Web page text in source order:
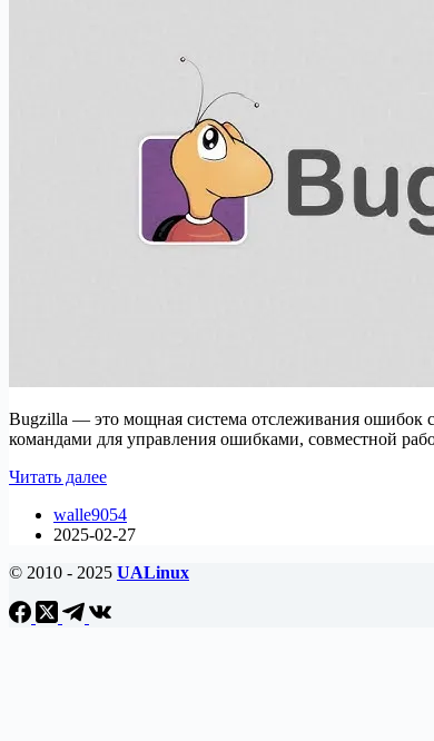
Bugzilla — это мощная система отслеживания ошибок
командами для управления ошибками, совместной
Читать далееКак
Bugzilla
на
walle9054
2025-02-27
© 2010 - 2025 UALinux